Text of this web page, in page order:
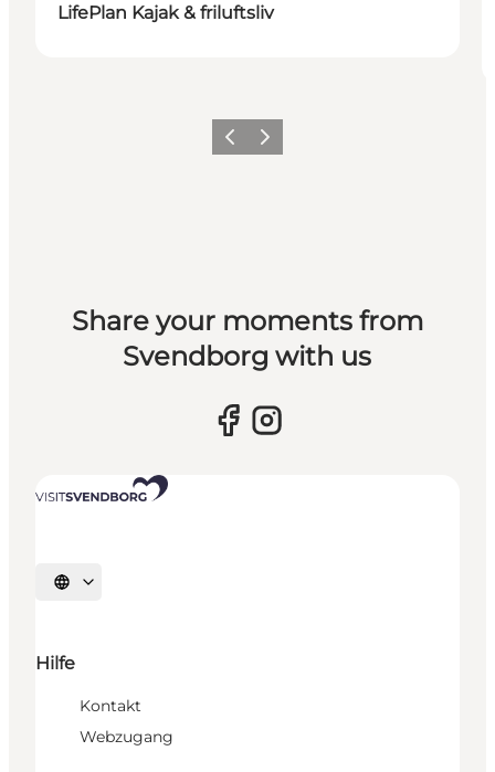
LifePlan Kajak & friluftsliv
Vorherige Folie
Nächste Folie
Share your moments from
Svendborg with us
Sprache auswählen
Hilfe
Kontakt
Webzugang